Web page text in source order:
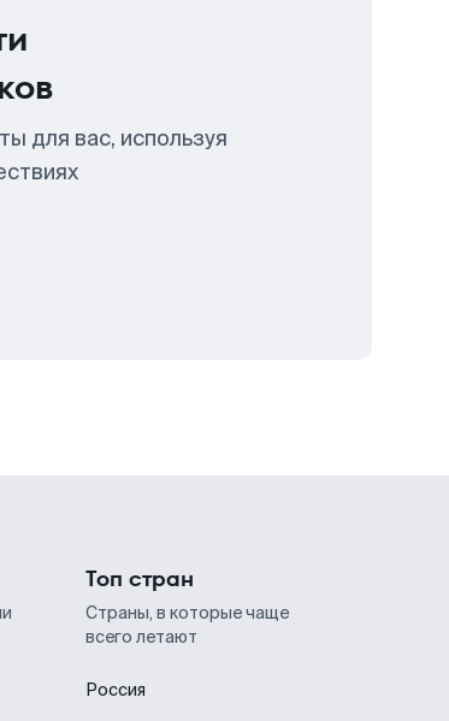
для вас, используя
Топ стран
Страны, в которые чаще
всего летают
Россия